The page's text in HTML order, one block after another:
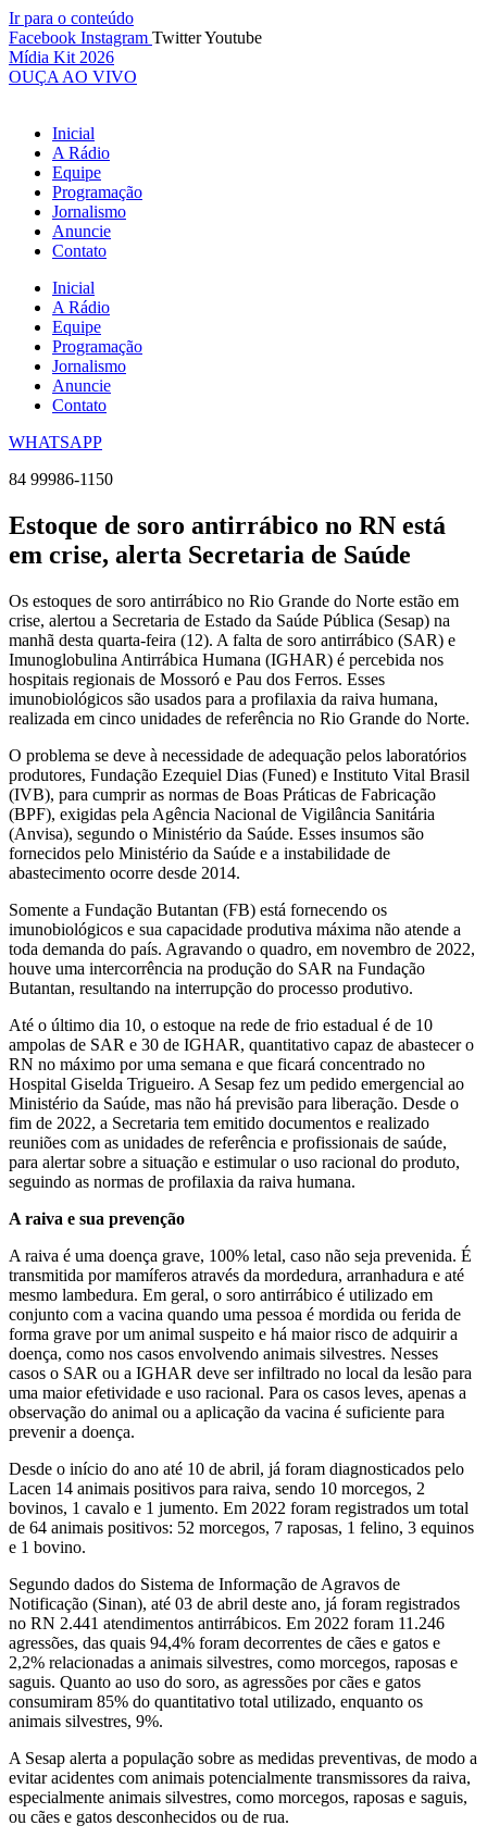
Ir para o conteúdo
Facebook Instagram TwitterYoutube
Mídia Kit 2026
OUÇA AO VIVO
Inicial
A Rádio
Equipe
Programação
Jornalismo
Anuncie
Contato
Inicial
A Rádio
Equipe
Programação
Jornalismo
Anuncie
Contato
WHATSAPP
84 99986-1150
Estoque de soro antirrábico no RN está
em crise, alerta Secretaria de Saúde
Os estoques de soro antirrábico no Rio Grande do Norte estão em
crise, alertou a Secretaria de Estado da Saúde Pública (Sesap) na
manhã desta quarta-feira (12). A falta de soro antirrábico (SAR) e
Imunoglobulina Antirrábica Humana (IGHAR) é percebida nos
hospitais regionais de Mossoró e Pau dos Ferros. Esses
imunobiológicos são usados para a profilaxia da raiva humana,
realizada em cinco unidades de referência no Rio Grande do Norte.
O problema se deve à necessidade de adequação pelos laboratórios
produtores, Fundação Ezequiel Dias (Funed) e Instituto Vital Brasil
(IVB), para cumprir as normas de Boas Práticas de Fabricação
(BPF), exigidas pela Agência Nacional de Vigilância Sanitária
(Anvisa), segundo o Ministério da Saúde. Esses insumos são
fornecidos pelo Ministério da Saúde e a instabilidade de
abastecimento ocorre desde 2014.
Somente a Fundação Butantan (FB) está fornecendo os
imunobiológicos e sua capacidade produtiva máxima não atende a
toda demanda do país. Agravando o quadro, em novembro de 2022,
houve uma intercorrência na produção do SAR na Fundação
Butantan, resultando na interrupção do processo produtivo.
Até o último dia 10, o estoque na rede de frio estadual é de 10
ampolas de SAR e 30 de IGHAR, quantitativo capaz de abastecer o
RN no máximo por uma semana e que ficará concentrado no
Hospital Giselda Trigueiro. A Sesap fez um pedido emergencial ao
Ministério da Saúde, mas não há previsão para liberação. Desde o
fim de 2022, a Secretaria tem emitido documentos e realizado
reuniões com as unidades de referência e profissionais de saúde,
para alertar sobre a situação e estimular o uso racional do produto,
seguindo as normas de profilaxia da raiva humana.
A raiva e sua prevenção
A raiva é uma doença grave, 100% letal, caso não seja prevenida. É
transmitida por mamíferos através da mordedura, arranhadura e até
mesmo lambedura. Em geral, o soro antirrábico é utilizado em
conjunto com a vacina quando uma pessoa é mordida ou ferida de
forma grave por um animal suspeito e há maior risco de adquirir a
doença, como nos casos envolvendo animais silvestres. Nesses
casos o SAR ou a IGHAR deve ser infiltrado no local da lesão para
uma maior efetividade e uso racional. Para os casos leves, apenas a
observação do animal ou a aplicação da vacina é suficiente para
prevenir a doença.
Desde o início do ano até 10 de abril, já foram diagnosticados pelo
Lacen 14 animais positivos para raiva, sendo 10 morcegos, 2
bovinos, 1 cavalo e 1 jumento. Em 2022 foram registrados um total
de 64 animais positivos: 52 morcegos, 7 raposas, 1 felino, 3 equinos
e 1 bovino.
Segundo dados do Sistema de Informação de Agravos de
Notificação (Sinan), até 03 de abril deste ano, já foram registrados
no RN 2.441 atendimentos antirrábicos. Em 2022 foram 11.246
agressões, das quais 94,4% foram decorrentes de cães e gatos e
2,2% relacionadas a animais silvestres, como morcegos, raposas e
saguis. Quanto ao uso do soro, as agressões por cães e gatos
consumiram 85% do quantitativo total utilizado, enquanto os
animais silvestres, 9%.
A Sesap alerta a população sobre as medidas preventivas, de modo a
evitar acidentes com animais potencialmente transmissores da raiva,
especialmente animais silvestres, como morcegos, raposas e saguis,
ou cães e gatos desconhecidos ou de rua.